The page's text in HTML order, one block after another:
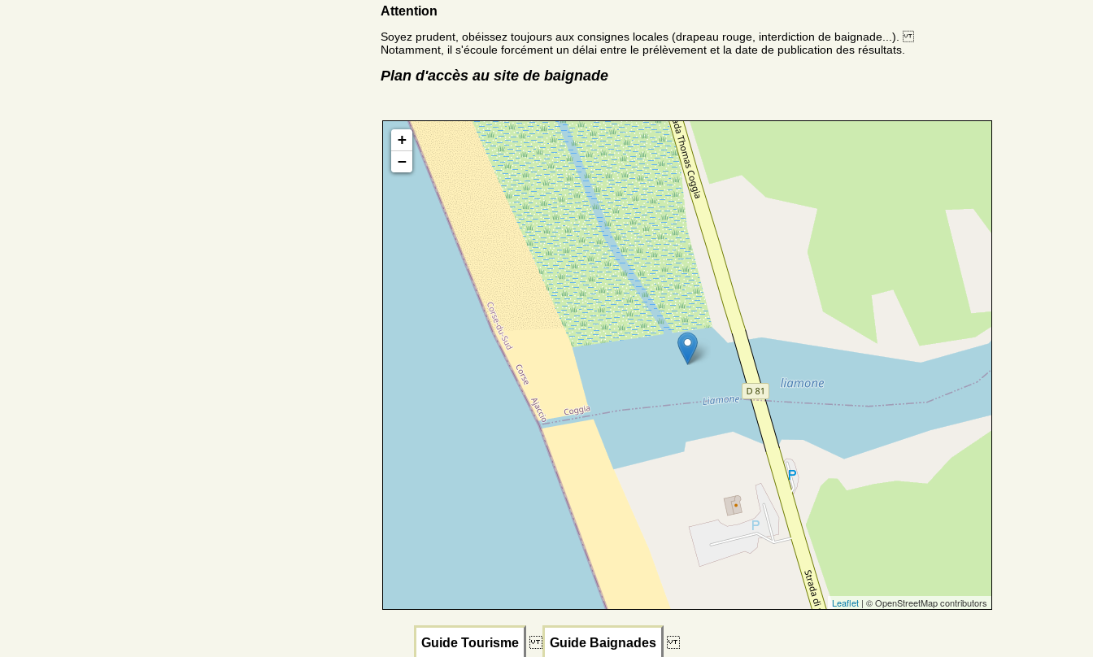
Attention
Soyez prudent, obéissez toujours aux consignes locales (drapeau rouge, interdiction de baignade...).
Notamment, il s'écoule forcément un délai entre le prélèvement et la date de publication des résultats.
Plan d'accès au site de baignade
+
−
Leaflet | © OpenStreetMap contributors
Guide Tourisme Guide Baignades